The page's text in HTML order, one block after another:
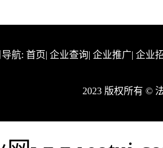
航: 首页| 企业查询| 企业推广| 企业
2023 版权所有 ©